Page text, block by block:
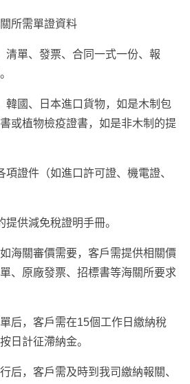
所需單證資料
單、發票、合同一式一份、報
國、日本進口貨物，如是木制包
或植物檢疫證書，如是非木制的提
證件（如進口許可證、機電證、
供減免稅證明手冊。
關審價需要，客戶需提供相關價
、原廠發票、招標書等海關所要求
，客戶需在15個工作日繳納稅
日計征滯納金。
，客戶需及時到我司繳納報關、